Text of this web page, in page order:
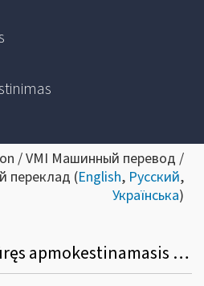
/ VMI Машинный перевод /
переклад (English, Русский,
Українська)
Kaip Š. Airijoje įsikūręs apmokestinamasis asmuo gali susigrąžinti PVM, sumokėtą už paslaugas (PVM sąskaita faktūra yra išrašyta tik už suteiktas paslaugas) Lietuvoje 2021 m. ir vėlesniais metais?